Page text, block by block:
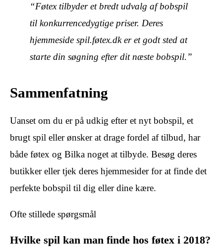
“Føtex tilbyder et bredt udvalg af bobspil
til konkurrencedygtige priser. Deres
hjemmeside spil.føtex.dk er et godt sted at
starte din søgning efter dit næste bobspil.”
Sammenfatning
Uanset om du er på udkig efter et nyt bobspil, et
brugt spil eller ønsker at drage fordel af tilbud, har
både føtex og Bilka noget at tilbyde. Besøg deres
butikker eller tjek deres hjemmesider for at finde det
perfekte bobspil til dig eller dine kære.
Ofte stillede spørgsmål
Hvilke spil kan man finde hos føtex i 2018?